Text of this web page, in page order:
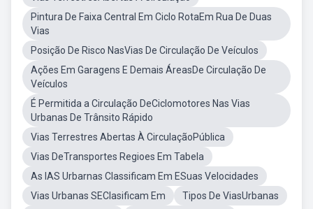
Pintura De Faixa Central Em Ciclo RotaEm Rua De Duas
Vias
Posição De Risco NasVias De Circulação De Veículos
Ações Em Garagens E Demais ÁreasDe Circulação De
Veículos
É Permitida a Circulação DeCiclomotores Nas Vias
Urbanas De Trânsito Rápido
Vias Terrestres Abertas À CirculaçãoPública
Vias DeTransportes Regioes Em Tabela
As IAS Urbarnas Classificam Em ESuas Velocidades
Vias Urbanas SEClasificam Em
Tipos De ViasUrbanas